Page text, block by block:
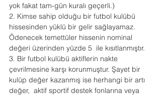
yok fakat tam-gün kuralı geçerli.)
2. Kimse sahip olduğu bir futbol kulübü
hissesinden yüklü bir gelir sağlayamaz.
Ödenecek temettüler hissenin nominal
değeri üzerinden yüzde 5  ile kısıtlanmıştır.
3. Bir futbol kulübü aktiflerin nakte
çevrilmesine karşı korunmuştur. Şayet bir
kulüp değer kazanmış ise herhangi bir artı
değer,  aktif sportif destek fonlarına veya